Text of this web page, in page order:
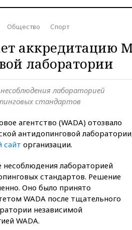
Общество Спорт
аккредитацию
лаборатории
лабораторией
стандартов
агентство (WADA) отозвало
антидопинговой
сайт организации.
несоблюдения лабораторией
стандартов. Решение
Оно было принято
WADA после тщательного
независимой
WADA.